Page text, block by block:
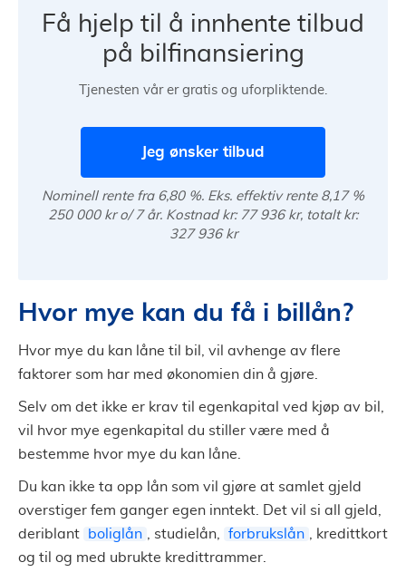
Få hjelp til å innhente tilbud
på bilfinansiering
Tjenesten vår er gratis og uforpliktende.
Jeg ønsker tilbud
Nominell rente fra 6,80 %. Eks. effektiv rente 8,17 %
250 000 kr o/ 7 år. Kostnad kr: 77 936 kr, totalt kr:
327 936 kr
Hvor mye kan du få i billån?
Hvor mye du kan låne til bil, vil avhenge av flere
faktorer som har med økonomien din å gjøre.
Selv om det ikke er krav til egenkapital ved kjøp av bil,
vil hvor mye egenkapital du stiller være med å
bestemme hvor mye du kan låne.
Du kan ikke ta opp lån som vil gjøre at samlet gjeld
overstiger fem ganger egen inntekt. Det vil si all gjeld,
deriblant
boliglån , studielån, forbrukslån
, kredittkort
og til og med ubrukte kredittrammer.